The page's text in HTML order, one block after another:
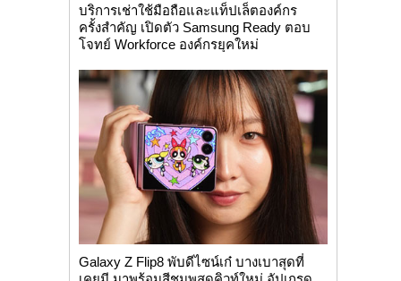
บริการเช่าใช้มือถือและแท็ปเล็ตองค์กร
ครั้งสำคัญ เปิดตัว Samsung Ready ตอบ
โจทย์ Workforce องค์กรยุคใหม่
Galaxy Z Flip8 พับดีไซน์เก๋ บางเบาสุดที่